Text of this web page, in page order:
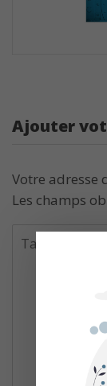
Ajouter
Votre adresse
Les champs